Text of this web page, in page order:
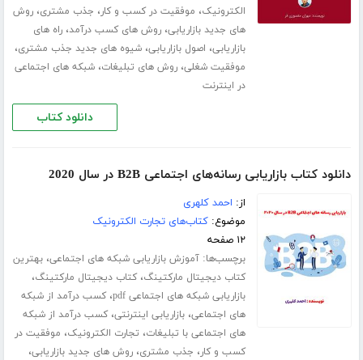
الکترونیک، موفقیت در کسب و کار، جذب مشتری،روش
های جدید بازاریابی،روش های کسب درآمد،راه های
بازاریابی، اصول بازاریابی،شیوه های جدید جذب مشتری،
موفقیت شغلی،روش های تبلیغات،شبکه های اجتماعی
در اینترنت
دانلود کتاب
دانلود کتاب بازاریابی رسانه‌های اجتماعی B2B در سال 2020
از: احمد کلهری
موضوع:کتاب‌های تجارت الکترونیک
۱۲ صفحه
برچسب‌ها:آموزش بازاریابی شبکه های اجتماعی،بهترین
کتاب دیجیتال مارکتینگ،کتاب دیجیتال مارکتینگ،
بازاریابی شبکه های اجتماعی pdf ،کسب درآمد از شبکه
های اجتماعی،بازاریابی اینترنتی،کسب درآمد از شبکه
های اجتماعی با تبلیغات، تجارت الکترونیک، موفقیت در
کسب و کار، جذب مشتری،روش های جدید بازاریابی،